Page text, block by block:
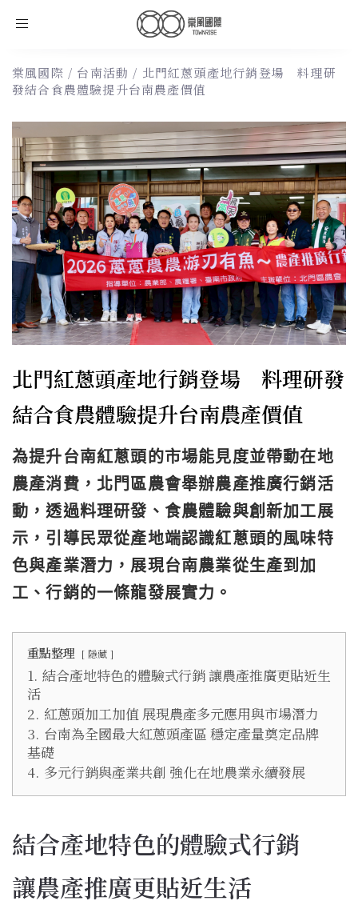
Toggle
棠風國際 / 台南活動 / 北門紅蔥頭產地行銷登場 料理研
發結合食農體驗提升台南農產價值
北門紅蔥頭產地行銷登場 料理研發
結合食農體驗提升台南農產價值
為提升台南紅蔥頭的市場能見度並帶動在地
農產消費，北門區農會舉辦農產推廣行銷活
動，透過料理研發、食農體驗與創新加工展
示，引導民眾從產地端認識紅蔥頭的風味特
色與產業潛力，展現台南農業從生產到加
工、行銷的一條龍發展實力。
重點整理 隱藏
1. 結合產地特色的體驗式行銷 讓農產推廣更貼近生
活
2. 紅蔥頭加工加值 展現農產多元應用與市場潛力
3. 台南為全國最大紅蔥頭產區 穩定產量奠定品牌
基礎
4. 多元行銷與產業共創 強化在地農業永續發展
結合產地特色的體驗式行銷
讓農產推廣更貼近生活